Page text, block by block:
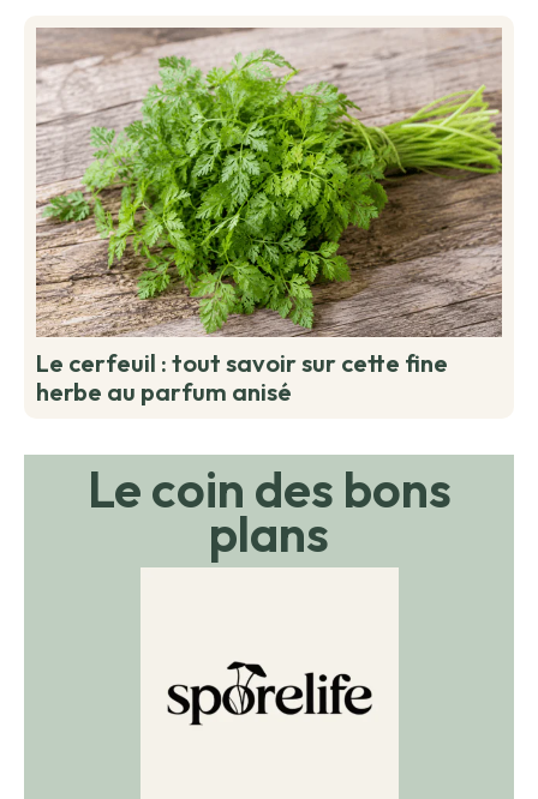
Le cerfeuil : tout savoir sur cette fine
herbe au parfum anisé
Le coin des bons
plans